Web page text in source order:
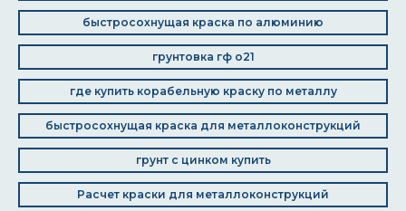
быстросохнущая краска по алюминию
грунтовка гф о21
где купить корабельную краску по металлу
быстросохнущая краска для металлоконструкций
грунт с цинком купить
Расчет краски для металлоконструкций